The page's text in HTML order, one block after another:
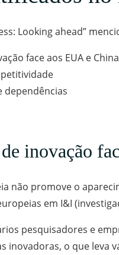
Looking ahead”
face aos EUA e China
dependências
inovação
não promove o
em I&I
pesquisadores e
inovadoras, o que leva